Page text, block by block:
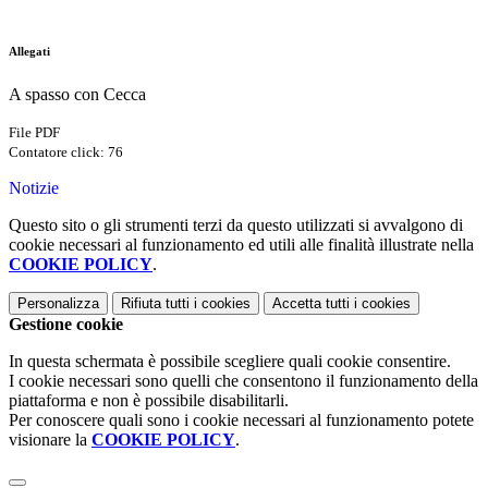
Allegati
A spasso con Cecca
File PDF
Contatore click: 76
Notizie
Questo sito o gli strumenti terzi da questo utilizzati si avvalgono di
cookie necessari al funzionamento ed utili alle finalità illustrate nella
COOKIE POLICY.
Personalizza Rifiuta tutti i cookies Accetta tutti i cookies
Gestione cookie
In questa schermata è possibile scegliere quali cookie consentire.
I cookie necessari sono quelli che consentono il funzionamento della
piattaforma e non è possibile disabilitarli.
Per conoscere quali sono i cookie necessari al funzionamento potete
visionare la COOKIE POLICY.